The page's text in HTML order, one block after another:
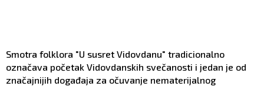
Smotra folklora "U susret Vidovdanu" tradicionalno
označava početak Vidovdanskih svečanosti i jedan je od
značajnijih događaja za očuvanje nematerijalnog